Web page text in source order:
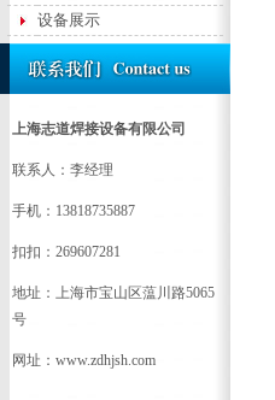
设备展示
上海志道焊接设备有限公司
联系人：李经理
手机：13818735887
扣扣：269607281
地址：上海市宝山区蕰川路5065
号
网址：www.zdhjsh.com